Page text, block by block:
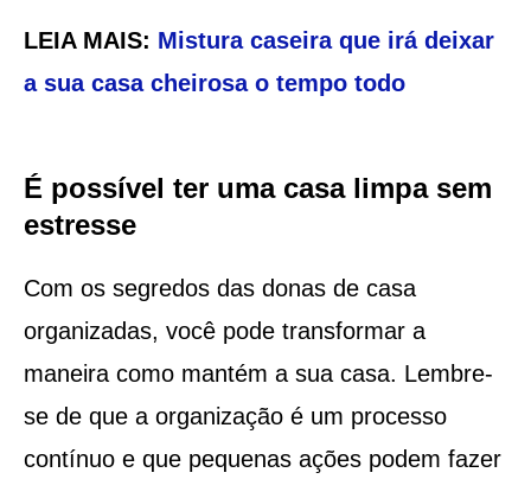
LEIA MAIS: Mistura caseira que irá deixar
a sua casa cheirosa o tempo todo
É possível ter uma casa limpa sem
estresse
Com os segredos das donas de casa
organizadas, você pode transformar a
maneira como mantém a sua casa. Lembre-
se de que a organização é um processo
contínuo e que pequenas ações podem fazer